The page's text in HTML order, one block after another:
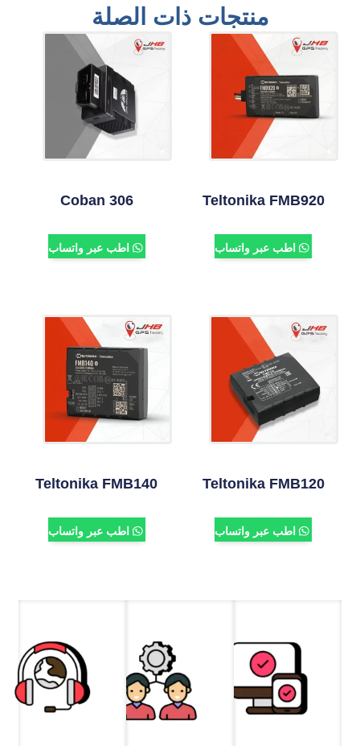
منتجات ذات الصلة
Teltonika FMB920
اطب عبر واتساب
Coban 306
اطب عبر واتساب
Teltonika FMB120
اطب عبر واتساب
Teltonika FMB140
اطب عبر واتساب